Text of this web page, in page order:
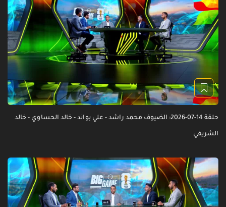
حلقة 14-07-2026: الضيوف محمد راشد - علي بواند - خالد الحساوي - خالد
الشريفي